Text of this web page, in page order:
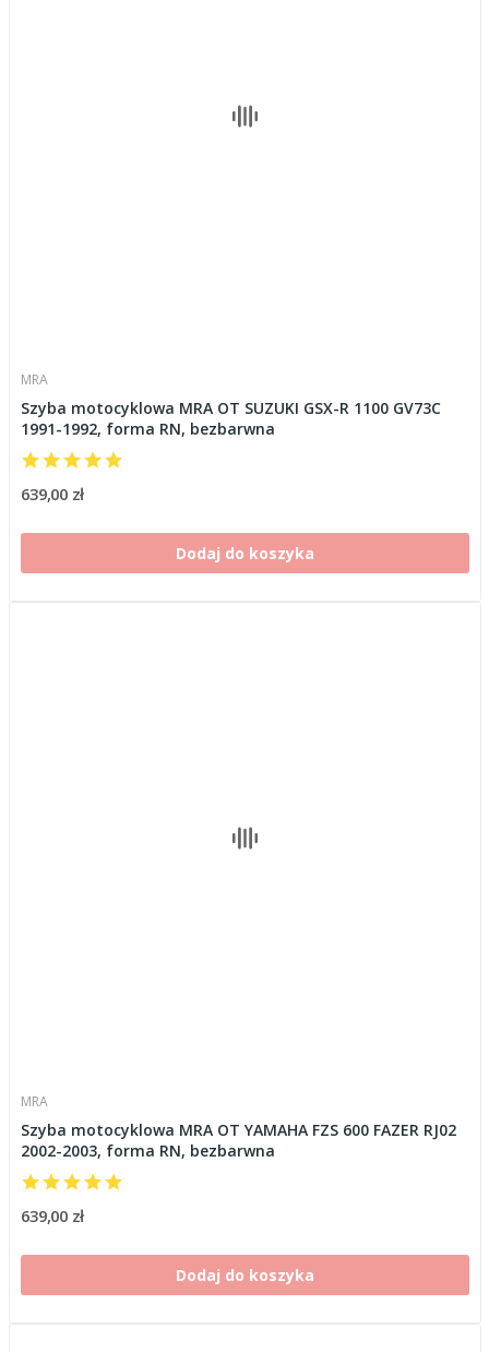
MRA
Szyba motocyklowa MRA OT SUZUKI GSX-R 1100 GV73C
1991-1992, forma RN, bezbarwna
639,00 zł
Dodaj do koszyka
MRA
Szyba motocyklowa MRA OT YAMAHA FZS 600 FAZER RJ02
2002-2003, forma RN, bezbarwna
639,00 zł
Dodaj do koszyka